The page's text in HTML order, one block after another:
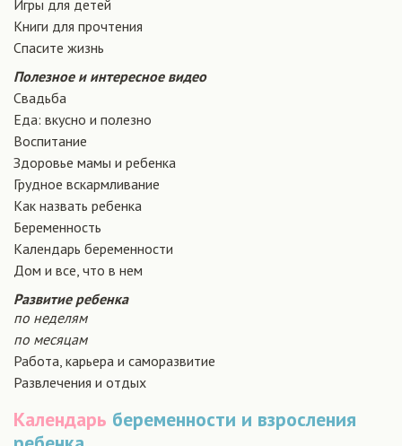
Игры для детей
Книги для прочтения
Спасите жизнь
Полезное и интересное видео
Свадьба
Еда: вкусно и полезно
Воспитание
Здоровье мамы и ребенка
Грудное вскармливание
Как назвать ребенка
Беременность
Календарь беременности
Дом и все, что в нем
Развитие ребенка
по неделям
по месяцам
Работа, карьера и саморазвитие
Развлечения и отдых
Календарь беременности и взросления